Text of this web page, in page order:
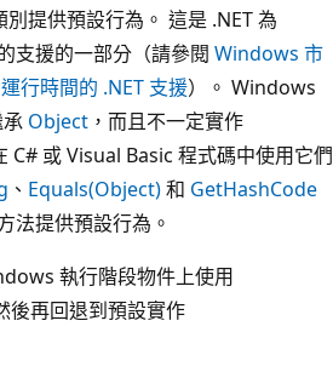
別提供預設行為。 這是 .NET 為
支援的一部分（請參閱 Windows 市
行時間的 .NET 支援）。 Windows
Object ，而且不一定實作
C# 或 Visual Basic 程式碼中使用它們
、 Equals(Object)和 GetHashCode
法提供預設行為。
執行階段物件上使用
後再回退到預設實作